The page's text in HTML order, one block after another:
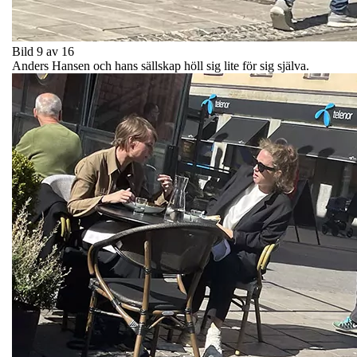
Bild 9 av 16
Anders Hansen och hans sällskap höll sig lite för sig själva.